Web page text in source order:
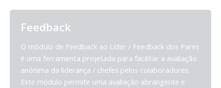
Feedback
O módulo de Feedback ao Líder / Feedback dos Pares
é uma ferramenta projetada para facilitar a avaliação
anónima da liderança / chefes pelos colaboradores.
Este módulo permite uma avaliação abrangente e